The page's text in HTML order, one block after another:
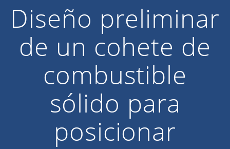
Diseño preliminar
de un cohete de
combustible
sólido para
posicionar